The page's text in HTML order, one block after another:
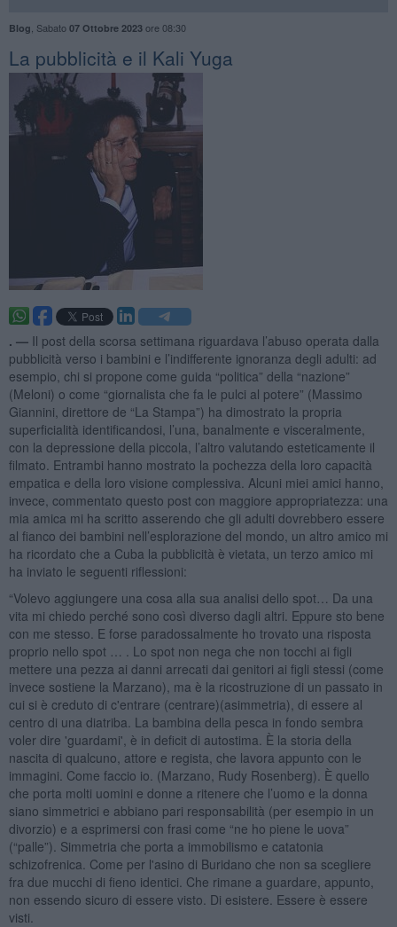
Blog Sabato 07 Ottobre 2023ore 08:30
La pubblicità e il Kali Yuga
. — Il post della scorsa settimana riguardava l’abuso operata dalla
pubblicità verso i bambini e l’indifferente ignoranza degli adulti: ad
esempio, chi si propone come guida “politica” della “nazione”
(Meloni) o come “giornalista che fa le pulci al potere” (Massimo
Giannini, direttore de “La Stampa”) ha dimostrato la propria
superficialità identificandosi, l’una, banalmente e visceralmente,
con la depressione della piccola, l’altro valutando esteticamente il
filmato. Entrambi hanno mostrato la pochezza della loro capacità
empatica e della loro visione complessiva. Alcuni miei amici hanno,
invece, commentato questo post con maggiore appropriatezza: una
mia amica mi ha scritto asserendo che gli adulti dovrebbero essere
al fianco dei bambini nell’esplorazione del mondo, un altro amico mi
ha ricordato che a Cuba la pubblicità è vietata, un terzo amico mi
ha inviato le seguenti riflessioni:
“Volevo aggiungere una cosa alla sua analisi dello spot… Da una
vita mi chiedo perché sono così diverso dagli altri. Eppure sto bene
con me stesso. E forse paradossalmente ho trovato una risposta
proprio nello spot … . Lo spot non nega che non tocchi ai figli
mettere una pezza ai danni arrecati dai genitori ai figli stessi (come
invece sostiene la Marzano), ma è la ricostruzione di un passato in
cui si è creduto di c'entrare (centrare)(asimmetria), di essere al
centro di una diatriba. La bambina della pesca in fondo sembra
voler dire 'guardami', è in deficit di autostima. È la storia della
nascita di qualcuno, attore e regista, che lavora appunto con le
immagini. Come faccio io. (Marzano, Rudy Rosenberg). È quello
che porta molti uomini e donne a ritenere che l’uomo e la donna
siano simmetrici e abbiano pari responsabilità (per esempio in un
divorzio) e a esprimersi con frasi come “ne ho piene le uova”
(“palle”). Simmetria che porta a immobilismo e catatonia
schizofrenica. Come per l'asino di Buridano che non sa scegliere
fra due mucchi di fieno identici. Che rimane a guardare, appunto,
non essendo sicuro di essere visto. Di esistere. Essere è essere
visti.